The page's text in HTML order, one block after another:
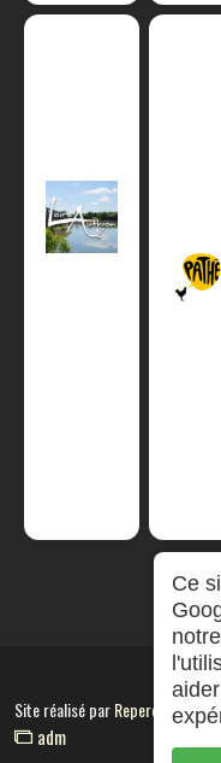
Site réalisé parRepereCom
adm
Ce